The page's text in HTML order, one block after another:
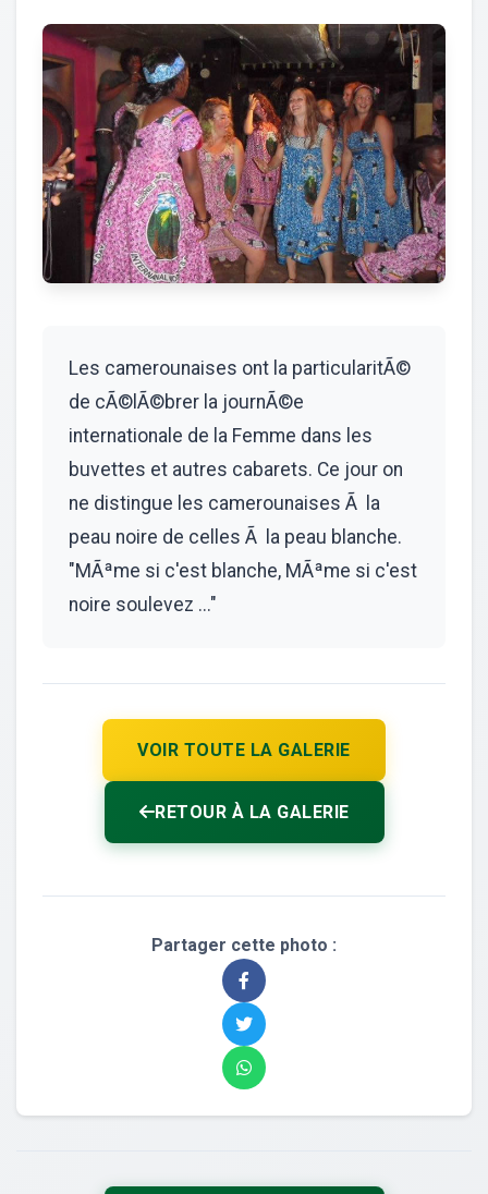
Les camerounaises ont la particularitÃ©
de cÃ©lÃ©brer la journÃ©e
internationale de la Femme dans les
buvettes et autres cabarets. Ce jour on
ne distingue les camerounaises Ã la
peau noire de celles Ã la peau blanche.
"MÃªme si c'est blanche, MÃªme si c'est
noire soulevez ..."
VOIR TOUTE LA GALERIE
RETOUR À LA GALERIE
Partager cette photo :